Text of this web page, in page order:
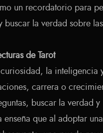
un recordatorio para
buscar la verdad sobre las
de Tarot
la inteligencia
carrera o
buscar la verdad y
enseña que al adoptar una